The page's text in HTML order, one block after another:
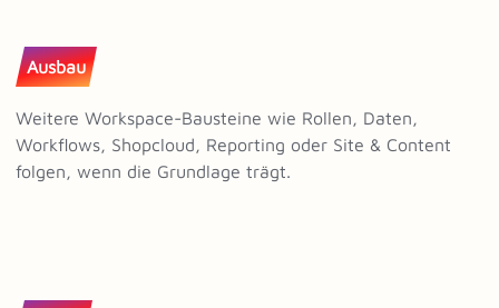
Ausbau
Weitere Workspace-Bausteine wie Rollen, Daten,
Workflows, Shopcloud, Reporting oder Site & Content
folgen, wenn die Grundlage trägt.